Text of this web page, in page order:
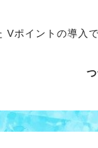
ポイントの導入